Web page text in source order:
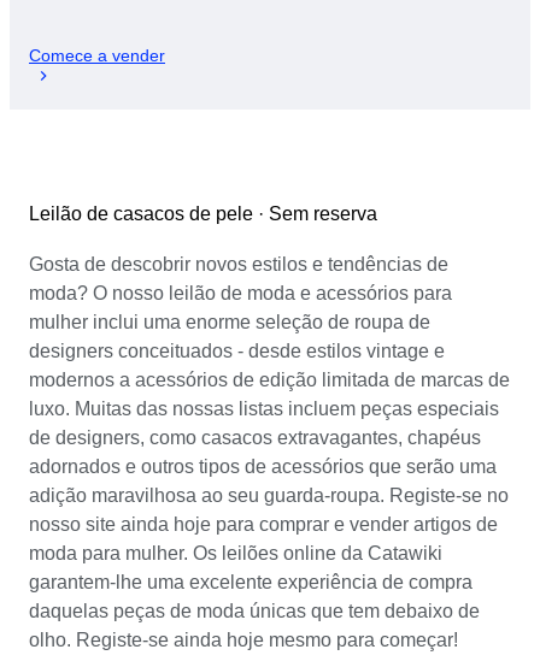
Comece a vender
Leilão de casacos de pele · Sem reserva
Gosta de descobrir novos estilos e tendências de
moda? O nosso leilão de moda e acessórios para
mulher inclui uma enorme seleção de roupa de
designers conceituados - desde estilos vintage e
modernos a acessórios de edição limitada de marcas de
luxo. Muitas das nossas listas incluem peças especiais
de designers, como casacos extravagantes, chapéus
adornados e outros tipos de acessórios que serão uma
adição maravilhosa ao seu guarda-roupa. Registe-se no
nosso site ainda hoje para comprar e vender artigos de
moda para mulher. Os leilões online da Catawiki
garantem-lhe uma excelente experiência de compra
daquelas peças de moda únicas que tem debaixo de
olho. Registe-se ainda hoje mesmo para começar!